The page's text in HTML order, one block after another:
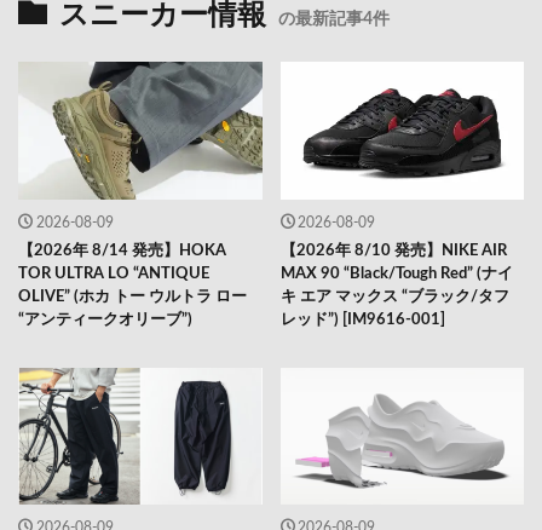
スニーカー情報 の最新記事4件
2026-08-09
【2026年 8/14 発売】HOKA
TOR ULTRA LO “ANTIQUE
OLIVE” (ホカ トー ウルトラ ロー
“アンティークオリーブ”)
2026-08-09
【2026年 8/10 発売】NIKE AIR
MAX 90 “Black/Tough Red” (ナイ
キ エア マックス “ブラック/タフ
レッド”) [IM9616-001]